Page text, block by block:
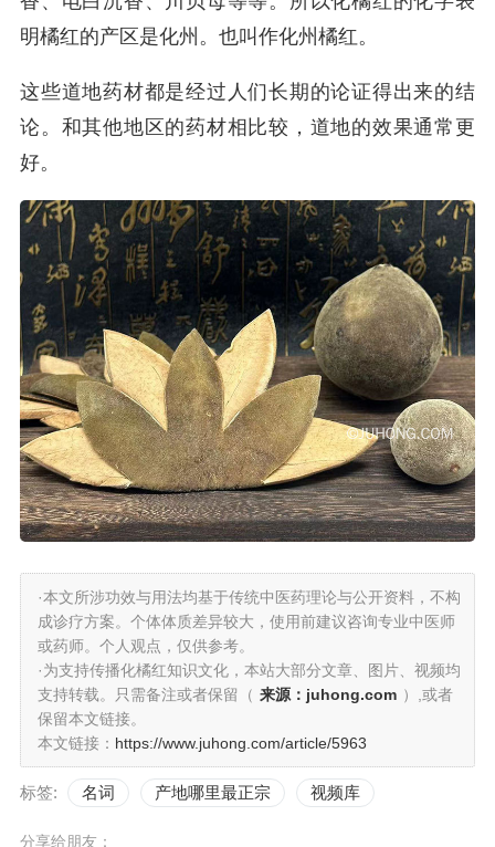
明橘红的产区是化州。也叫作化州橘红。
这些道地药材都是经过人们长期的论证得出来的结
论。和其他地区的药材相比较，道地的效果通常更
好。
·本文所涉功效与用法均基于传统中医药理论与公开资料，不构
成诊疗方案。个体体质差异较大，使用前建议咨询专业中医师
或药师。个人观点，仅供参考。
·为支持传播化橘红知识文化，本站大部分文章、图片、视频均
支持转载。只需备注或者保留（ 来源：juhong.com ）,或者
保留本文链接。
本文链接： https://www.juhong.com/article/5963
标签: 名词 产地哪里最正宗 视频库
分享给朋友：